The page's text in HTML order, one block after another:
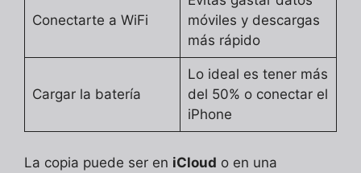
Conectarte a WiFi
móviles y descargas
más rápido
Cargar la batería
Lo ideal es tener más
del 50% o conectar el
iPhone
La copia puede ser en iCloud o en una